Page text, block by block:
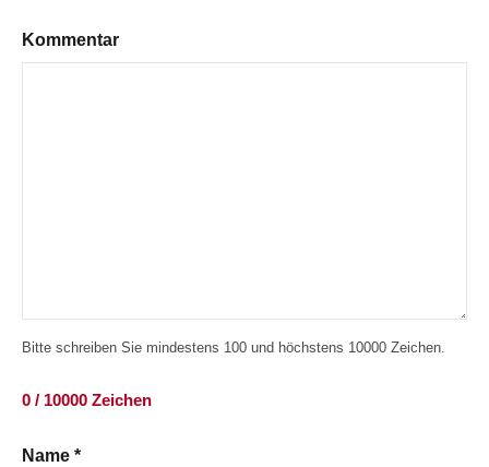
Kommentar
Bitte schreiben Sie mindestens 100 und höchstens 10000 Zeichen.
0 / 10000 Zeichen
Name *